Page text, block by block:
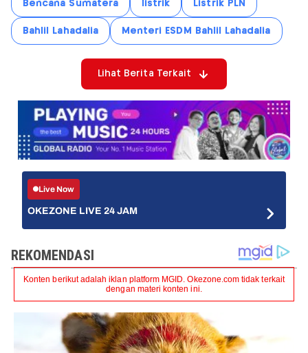
Bencana Sumatera listrik Listrik PLN
Bahlil Lahadalia Menteri ESDM Bahlil Lahadalia
Lihat Berita Terkait
Live Now
OKEZONE LIVE 24 JAM